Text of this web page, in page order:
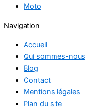
Moto
Navigation
Accueil
Qui sommes-nous
Blog
Contact
Mentions légales
Plan du site